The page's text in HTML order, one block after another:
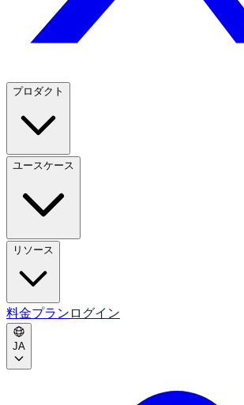
プロダクト
ユースケース
リソース
料金プラン ログイン
JA